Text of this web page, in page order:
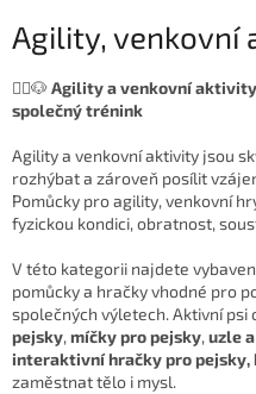
Agility, venkovní
🏃‍♀️🐶 Agility a venkovní aktivity
společný trénink
Agility a venkovní aktivity jsou
rozhýbat a zároveň posílit
Pomůcky pro agility, venkovní
fyzickou kondici, obratnost,
V této kategorii najdete
pomůcky a hračky vhodné pro
společných výletech. Aktivní psi
pejsky, míčky pro pejsky, uzle
interaktivní hračky pro pejsky,
zaměstnat tělo i mysl.